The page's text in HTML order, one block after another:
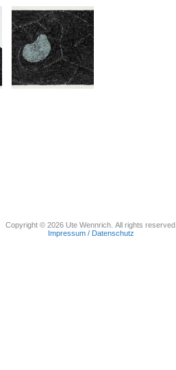
Copyright © 2026 Ute Wennrich. All rights reserved.
Impressum / Datenschutz